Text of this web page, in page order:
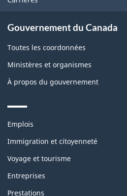
Gouvernement du Canada
Toutes les coordonnées
Ministères et organismes
À propos du gouvernement
Themes
topics
Emplois
Immigration et citoyenneté
Voyage et tourisme
Entreprises
Prestations